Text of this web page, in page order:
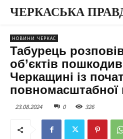
ЧЕРКАСЬКА
НОВИНИ ЧЕРКАС
Табурець
об’єктів
Черкащині із
повномасштабної
23.08.2024 0 326